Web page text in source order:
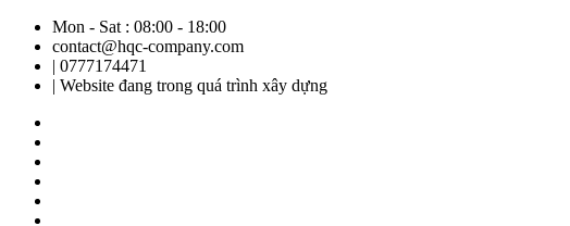
Mon - Sat : 08:00 - 18:00
contact@hqc-company.com
| 0777174471
| Website đang trong quá trình xây dựng